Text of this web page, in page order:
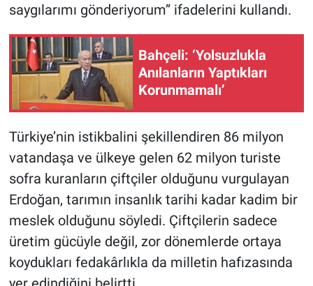
saygılarımı gönderiyorum” ifadelerini kullandı.
Bahçeli: ‘Yolsuzlukla
Anılanların Yaptıkları
Korunmamalı’
Türkiye’nin istikbalini şekillendiren 86 milyon
vatandaşa ve ülkeye gelen 62 milyon turiste
sofra kuranların çiftçiler olduğunu vurgulayan
Erdoğan, tarımın insanlık tarihi kadar kadim bir
meslek olduğunu söyledi. Çiftçilerin sadece
üretim gücüyle değil, zor dönemlerde ortaya
koydukları fedakârlıkla da milletin hafızasında